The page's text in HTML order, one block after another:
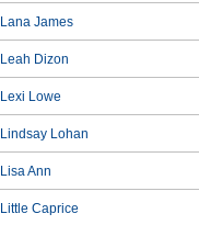
Lana James
Leah Dizon
Lexi Lowe
Lindsay Lohan
Lisa Ann
Little Caprice